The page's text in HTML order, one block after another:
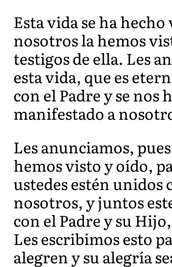
Esta vida se ha
nosotros la hemos
testigos de ella. Les
esta vida, que es
con el Padre y se nos
manifestado a
Les anunciamos,
hemos visto y oído,
ustedes estén unidos
nosotros, y juntos
con el Padre y su
Les escribimos esto
alegren y su alegría